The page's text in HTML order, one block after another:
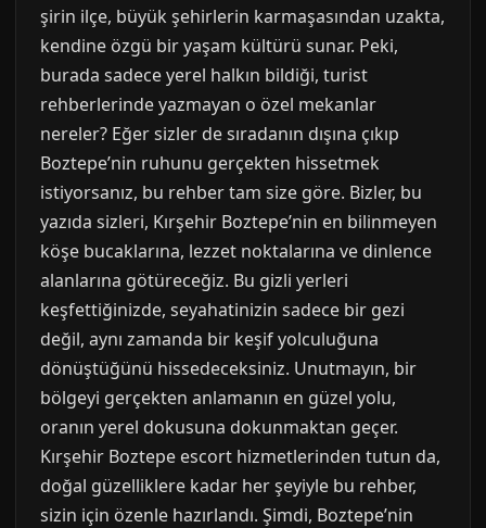
şirin ilçe, büyük şehirlerin karmaşasından uzakta,
kendine özgü bir yaşam kültürü sunar. Peki,
burada sadece yerel halkın bildiği, turist
rehberlerinde yazmayan o özel mekanlar
nereler? Eğer sizler de sıradanın dışına çıkıp
Boztepe’nin ruhunu gerçekten hissetmek
istiyorsanız, bu rehber tam size göre. Bizler, bu
yazıda sizleri, Kırşehir Boztepe’nin en bilinmeyen
köşe bucaklarına, lezzet noktalarına ve dinlence
alanlarına götüreceğiz. Bu gizli yerleri
keşfettiğinizde, seyahatinizin sadece bir gezi
değil, aynı zamanda bir keşif yolculuğuna
dönüştüğünü hissedeceksiniz. Unutmayın, bir
bölgeyi gerçekten anlamanın en güzel yolu,
oranın yerel dokusuna dokunmaktan geçer.
Kırşehir Boztepe escort hizmetlerinden tutun da,
doğal güzelliklere kadar her şeyiyle bu rehber,
sizin için özenle hazırlandı. Şimdi, Boztepe’nin